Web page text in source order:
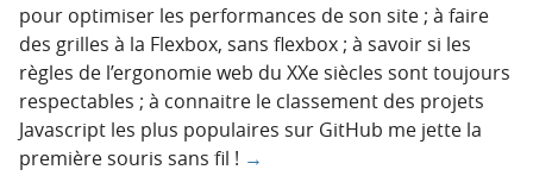
pour optimiser les performances de son site ; à faire
des grilles à la Flexbox, sans flexbox ; à savoir si les
règles de l’ergonomie web du XXe siècles sont toujours
respectables ; à connaitre le classement des projets
Javascript les plus populaires sur GitHub me jette la
première souris sans fil ! →